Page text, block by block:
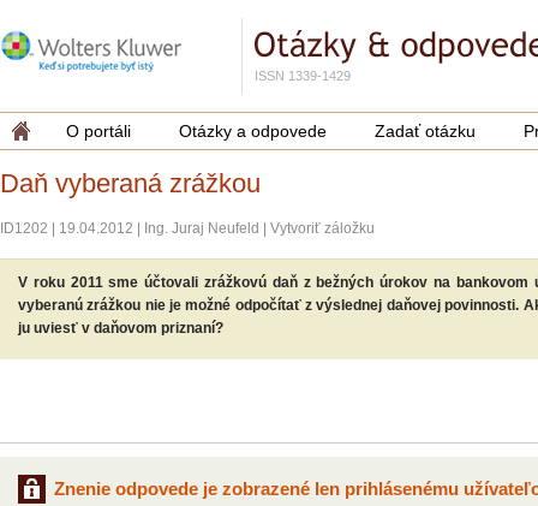
ISSN 1339-1429
O portáli Otázky a odpovede Zadať otázku
Daň vyberaná zrážkou
ID1202 19.04.2012 Ing. Juraj Neufeld Vytvoriť záložku
V roku 2011 sme účtovali zrážkovú daň z bežných úrokov na
vyberanú zrážkou nie je možné odpočítať z výslednej daňovej povinnosti.
ju uviesť v daňovom priznaní?
Znenie odpovede je zobrazené len prihlásenému